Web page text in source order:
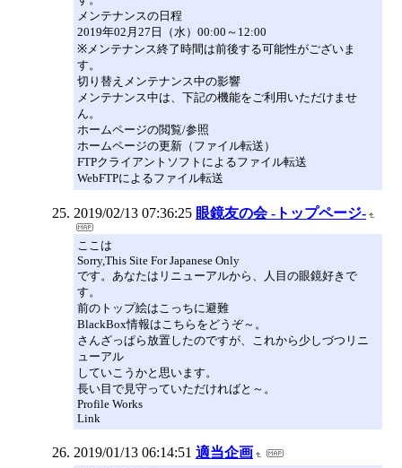
メンテナンスの日程
2019年02月27日（水）00:00～12:00
※メンテナンス終了時間は前後する可能性がございま
す。
切り替えメンテナンス中の影響
メンテナンス中は、下記の機能をご利用いただけませ
ん。
ホームページの閲覧/参照
ホームページの更新（ファイル転送）
FTPクライアントソフトによるファイル転送
WebFTPによるファイル転送
2019/02/13 07:36:25 眼鏡友の会 -トップページ-
ここは
Sorry,This Site For Japanese Only
です。あなたはリニューアルから、人目の眼鏡好きで
す。
前のトップ絵はこっちに避難
BlackBox情報はこちらをどうぞ～。
さんざっぱら放置したのですが、これから少しづつリニ
ューアル
していこうかと思います。
長い目で見守っていただければと～。
Profile Works
Link
2019/01/13 06:14:51 適当企画